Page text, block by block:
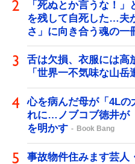
「死ぬとか言うな！
を残して自死した…夫
さ」に向き合う魂の一
舌は欠損、衣服には
「世界一不気味な山岳
心を病んだ母が「4L
れに…ノブコブ徳井が
を明かす
Book Bang
事故物件住みます芸人